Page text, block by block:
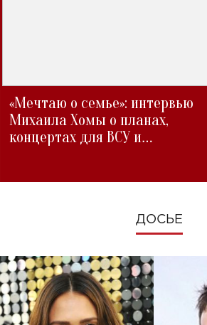
«Мечтаю о семье»: интервью
Михаила Хомы о планах,
концертах для ВСУ и
ДОСЬЕ